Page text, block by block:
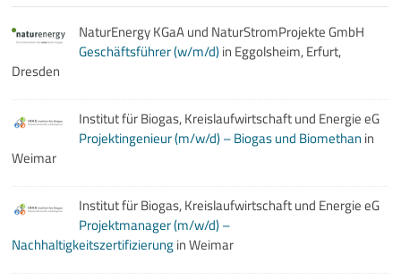
Aktuelles
Meldungen
Statements
Positionen
Jobs
Mediathek